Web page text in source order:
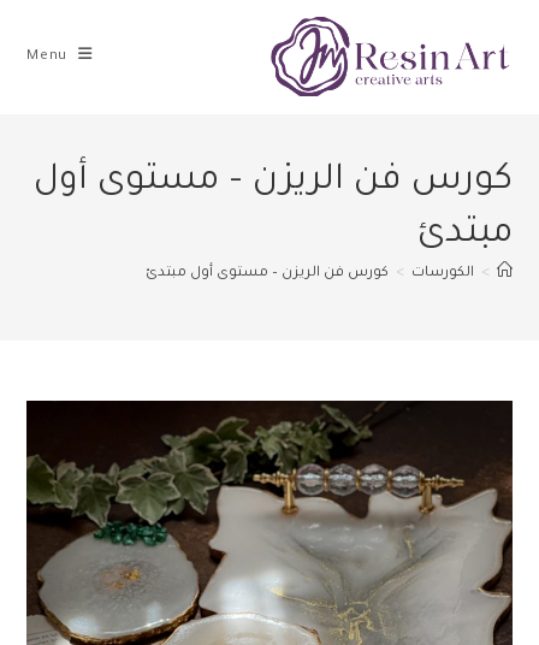
Menu
كورس فن الريزن – مستوى أول
مبتدئ
> الكورسات > كورس فن الريزن – مستوى أول مبتدئ